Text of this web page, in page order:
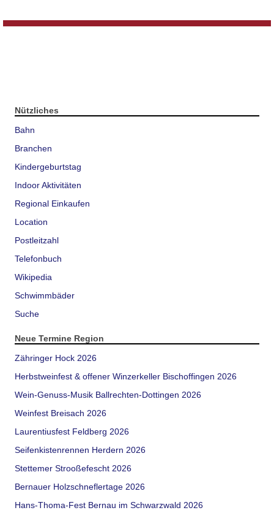
Nützliches
Bahn
Branchen
Kindergeburtstag
Indoor Aktivitäten
Regional Einkaufen
Location
Postleitzahl
Telefonbuch
Wikipedia
Schwimmbäder
Suche
Neue Termine Region
Zähringer Hock 2026
Herbstweinfest & offener Winzerkeller Bischoffingen 2026
Wein-Genuss-Musik Ballrechten-Dottingen 2026
Weinfest Breisach 2026
Laurentiusfest Feldberg 2026
Seifenkistenrennen Herdern 2026
Stettemer Strooßefescht 2026
Bernauer Holzschneflertage 2026
Hans-Thoma-Fest Bernau im Schwarzwald 2026